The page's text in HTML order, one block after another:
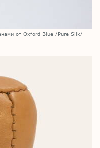
от Oxford Blue /Pure Silk/